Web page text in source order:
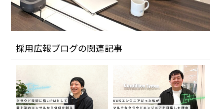
採用広報ブログの関連記事